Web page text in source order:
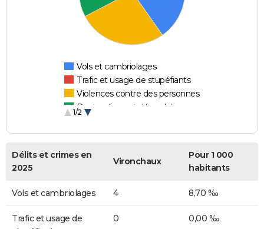
Vols et cambriolages
Trafic et usage de stupéfiants
Violences contre des personnes
Destructions et dégradations
1/2
Délits et crimes en
2025
Vironchaux
Pour 1 000
habitants
Vols et cambriolages 4 8,70 ‰
Trafic et usage de
0 0,00 ‰